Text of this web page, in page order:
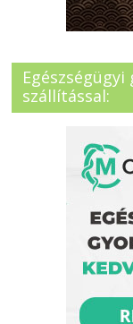
szállítással: